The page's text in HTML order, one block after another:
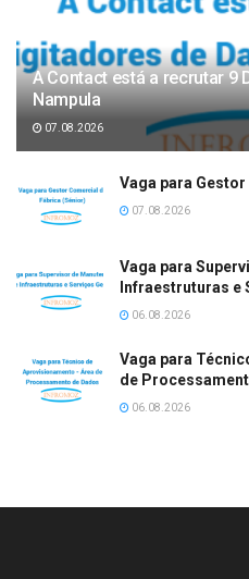
A Contact está a recrutar 9
Nampula
07.08.2026
Vaga para
07.08.2026
Vaga para
Infraestruturas e
06.08.2026
Vaga para
de
06.08.2026